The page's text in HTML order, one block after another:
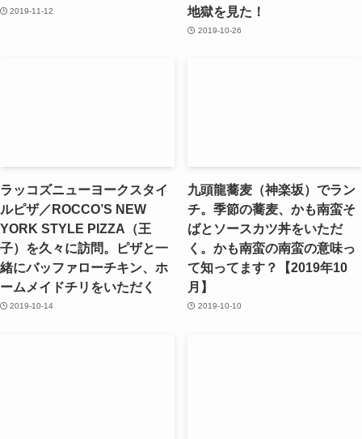
2019-11-12
地獄を見た！
2019-10-26
ラッコズニューヨークスタイ
ルピザ／ROCCO’S NEW
YORK STYLE PIZZA（王
子）を久々に訪問。ピザと一
緒にバッファローチキン、ホ
ームメイドチリをいただく
2019-10-14
九頭龍蕎麦（神楽坂）でラン
チ。季節の蕎麦、かも南蛮そ
ばとソースカツ丼をいただ
く。かも南蛮の南蛮の意味っ
て知ってます？【2019年10
月】
2019-10-10